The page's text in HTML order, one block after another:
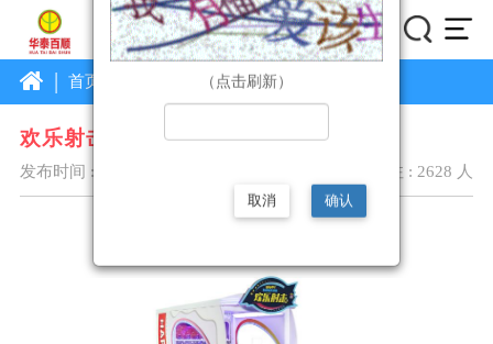
| 首页 产品库
欢乐射击 (2人玩)
发布时间 :2021/10/29 17:03:49 关注 : 2628 人
（点击刷新）
取消 确认